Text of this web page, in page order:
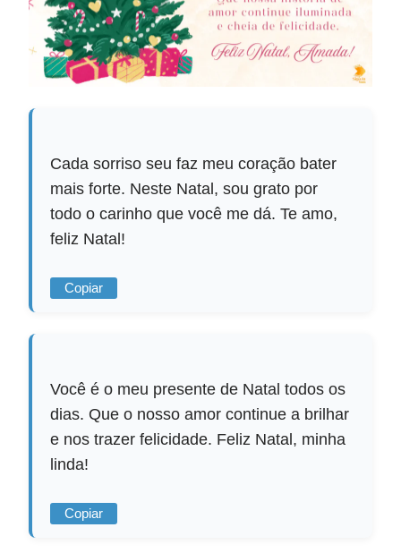
Cada sorriso seu faz meu coração bater
mais forte. Neste Natal, sou grato por
todo o carinho que você me dá. Te amo,
feliz Natal!
Copiar
Você é o meu presente de Natal todos os
dias. Que o nosso amor continue a brilhar
e nos trazer felicidade. Feliz Natal, minha
linda!
Copiar